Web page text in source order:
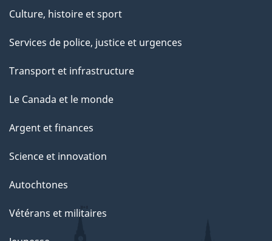
Culture, histoire et sport
Services de police, justice et urgences
Transport et infrastructure
Le Canada et le monde
Argent et finances
Science et innovation
Autochtones
Vétérans et militaires